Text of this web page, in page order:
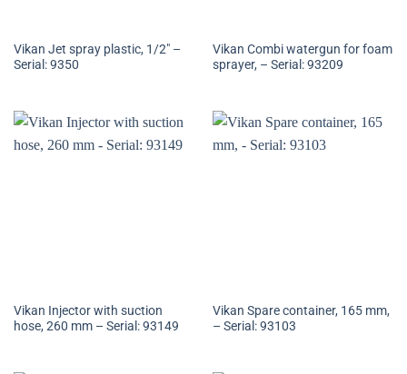
Vikan Jet spray plastic, 1/2″ –
Serial: 9350
Vikan Combi watergun for foam
sprayer, – Serial: 93209
Vikan Injector with suction
hose, 260 mm – Serial: 93149
Vikan Spare container, 165 mm,
– Serial: 93103